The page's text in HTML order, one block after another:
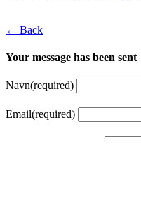
← Back
Your message has been sent
Navn(required)
Email(required)